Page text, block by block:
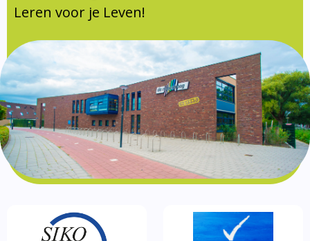
Formulieren
SIKO
Leren voor je Leven!